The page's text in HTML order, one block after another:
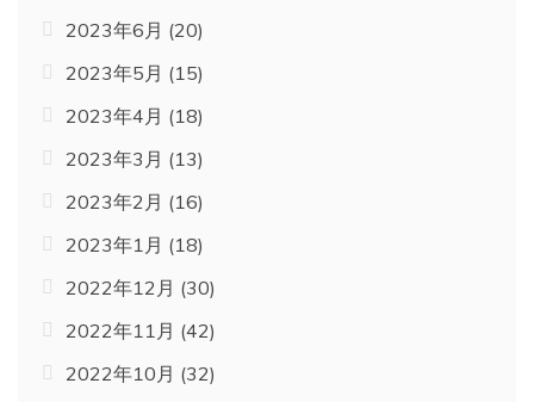
2023年6月 (20)
2023年5月 (15)
2023年4月 (18)
2023年3月 (13)
2023年2月 (16)
2023年1月 (18)
2022年12月 (30)
2022年11月 (42)
2022年10月 (32)